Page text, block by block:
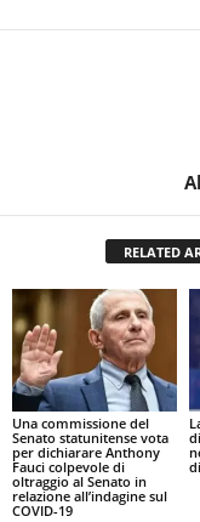
RELATED
Una commissione del
Senato statunitense vota
per dichiarare Anthony
Fauci colpevole di
oltraggio al Senato in
relazione all’indagine sul
COVID-19